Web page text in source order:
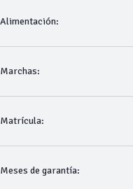
Alimentación:
Marchas:
Matrícula:
Meses de garantía: